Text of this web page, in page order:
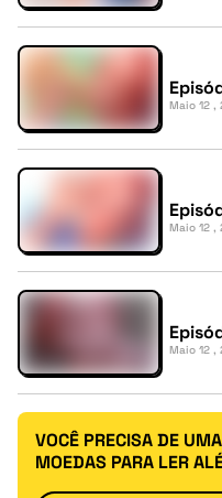
Maio 12 ,
Maio 12 ,
Maio 12 ,
VOCÊ PRECISA DE
MOEDAS PARA LER